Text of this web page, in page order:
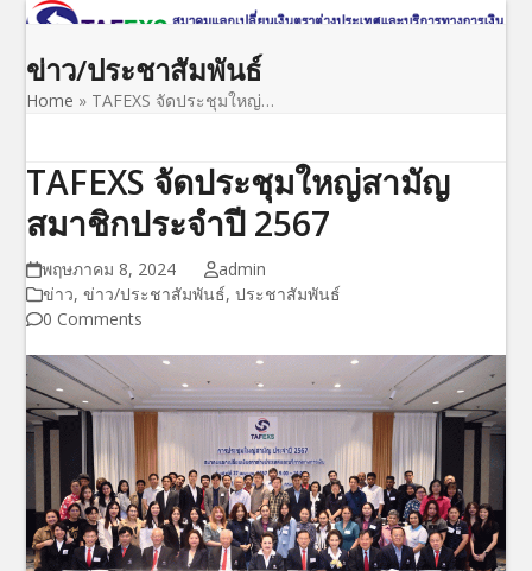
Skip
content
Open
mobile
menu
Close
mobile
menu
ข่าว/ประชาสัมพันธ์
Home » TAFEXS จัดประชุมใหญ่…
TAFEXS จัดประชุมใหญ่สามัญ
สมาชิกประจำปี 2567
พฤษภาคม 8, 2024
admin
ข่าว,ข่าว/ประชาสัมพันธ์,ประชาสัมพันธ์
0 Comments